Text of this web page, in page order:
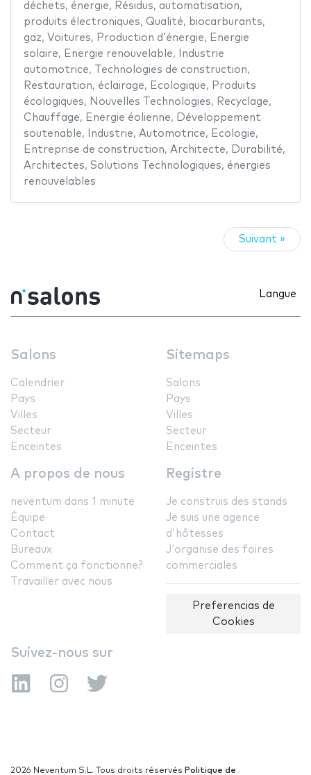
déchets, énergie, Résidus, automatisation,
produits électroniques, Qualité, biocarburants,
gaz, Voitures, Production d'énergie, Energie
solaire, Energie renouvelable,
Industrie
automotrice, Technologies de construction,
Restauration, éclairage, Ecologique, Produits
écologiques, Nouvelles Technologies, Recyclage,
Chauffage, Energie éolienne, Développement
soutenable, Industrie, Automotrice, Ecologie,
Entreprise de construction, Architecte, Durabilité,
Architectes, Solutions Technologiques, énergies
renouvelables
Suivant »
Langue
Salons
Calendrier
Pays
Villes
Secteur
Enceintes
Sitemaps
Salons
Pays
Villes
Secteur
Enceintes
A propos de nous
neventum dans 1 minute
Équipe
Contact
Bureaux
Comment ça fonctionne?
Travailler avec nous
Registre
Je construis des stands
Je suis une agence
d'hôtesses
J'organise des foires
commerciales
Preferencias de
Cookies
Suivez-nous sur
2026 Neventum S.L. Tous droits réservés Politique de